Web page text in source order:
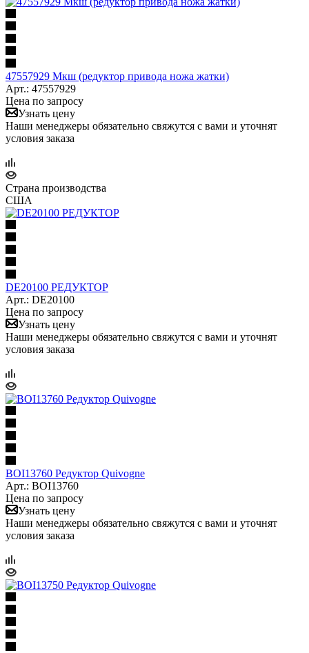
47557929 Мкш (редуктор привода ножа жатки)
Арт.: 47557929
Цена по запросу
Узнать цену
Наши менеджеры обязательно свяжутся с вами и уточнят
условия заказа
Страна производства
США
DE20100 РЕДУКТОР
Арт.: DE20100
Цена по запросу
Узнать цену
Наши менеджеры обязательно свяжутся с вами и уточнят
условия заказа
BOI13760 Редуктор Quivogne
Арт.: BOI13760
Цена по запросу
Узнать цену
Наши менеджеры обязательно свяжутся с вами и уточнят
условия заказа